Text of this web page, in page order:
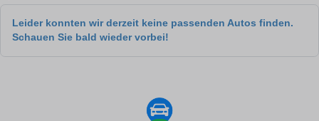
Leider konnten wir derzeit keine passenden Autos finden.
Schauen Sie bald wieder vorbei!